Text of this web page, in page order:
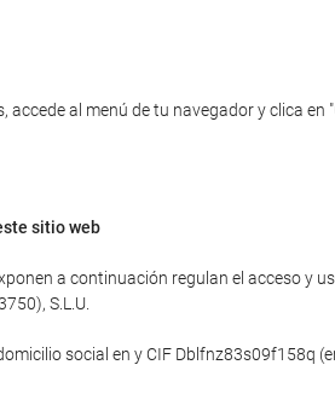
accede al menú de tu navegador y clica en
sitio web
a continuación regulan el acceso y
S.L.U.
social en y CIF Dblfnz83s09f158q